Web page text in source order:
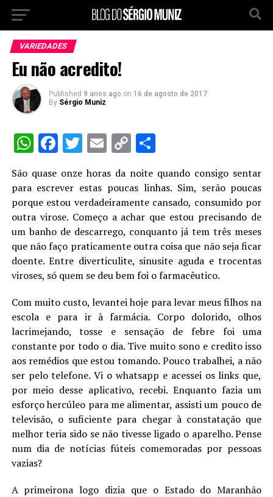
VARIEDADES
Eu não acredito!
Published 9 anos ago on 16 de agosto de 2017
By Sérgio Muniz
WhatsApp
Facebook
Twitter
Email
CopyShare
São quase onze horas da noite quando consigo sentar
para escrever estas poucas linhas. Sim, serão poucas
porque estou verdadeiramente cansado, consumido por
outra virose. Começo a achar que estou precisando de
um banho de descarrego, conquanto já tem três meses
que não faço praticamente outra coisa que não seja ficar
doente. Entre diverticulite, sinusite aguda e trocentas
viroses, só quem se deu bem foi o farmacêutico.
Com muito custo, levantei hoje para levar meus filhos na
escola e para ir à farmácia. Corpo dolorido, olhos
lacrimejando, tosse e sensação de febre foi uma
constante por todo o dia. Tive muito sono e credito isso
aos remédios que estou tomando. Pouco trabalhei, a não
ser pelo telefone. Vi o whatsapp e acessei os links que,
por meio desse aplicativo, recebi. Enquanto fazia um
esforço hercúleo para me alimentar, assisti um pouco de
televisão, o suficiente para chegar à constatação que
melhor teria sido se não tivesse ligado o aparelho. Pense
num dia de notícias fúteis comemoradas por pessoas
vazias?
A primeirona logo dizia que o Estado do Maranhão